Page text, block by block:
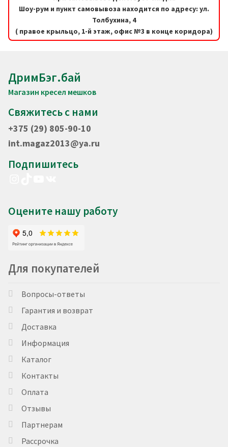
Шоу-рум и пункт самовывоза находится по адресу: ул.
Толбухина, 4
( правое крыльцо, 1-й этаж, офис №3 в конце коридора)
ДримБэг.бай
Магазин кресел мешков
Свяжитесь с нами
+375 (29) 805-90-10
int.magaz2013@ya.ru
Подпишитесь
Оцените нашу работу
Для покупателей
Вопросы-ответы
Гарантия и возврат
Доставка
Информация
Каталог
Контакты
Оплата
Отзывы
Партнерам
Рассрочка